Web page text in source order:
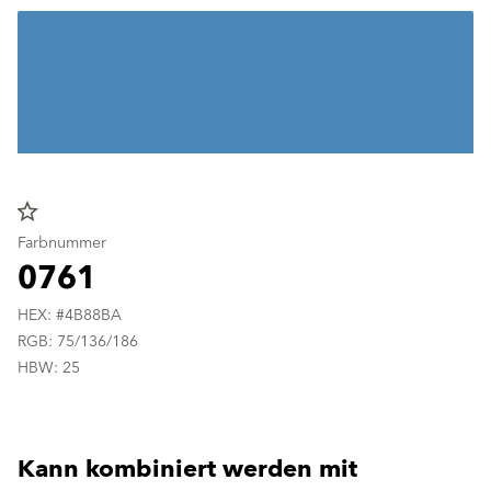
star_border
Farbnummer
0761
HEX: #4B88BA
RGB: 75/136/186
HBW: 25
Kann kombiniert werden mit